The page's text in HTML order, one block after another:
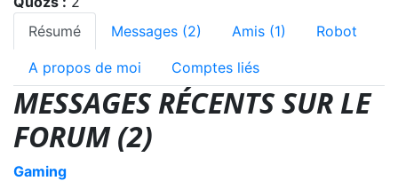
Résumé
Messages (2) Amis (1) Robot
A propos de moi Comptes liés
MESSAGES RÉCENTS SUR LE
FORUM (2)
Gaming